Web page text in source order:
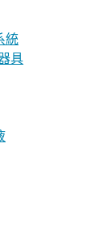
統
具